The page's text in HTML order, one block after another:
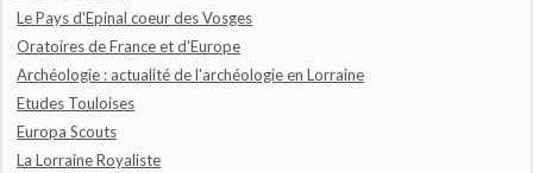
Le Pays d'Epinal coeur des Vosges
Oratoires de France et d'Europe
Archéologie : actualité de l'archéologie en Lorraine
Etudes Touloises
Europa Scouts
La Lorraine Royaliste